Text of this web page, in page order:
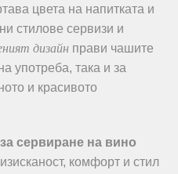
цвета на напитката и
стилове сервизи и
дизайн прави чашите
употреба, така и за
и красивото
сервиране на вино
комфорт и стил